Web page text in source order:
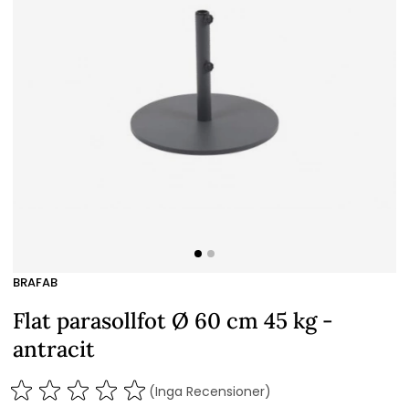
BRAFAB
Flat parasollfot Ø 60 cm 45 kg -
antracit
(Inga Recensioner)